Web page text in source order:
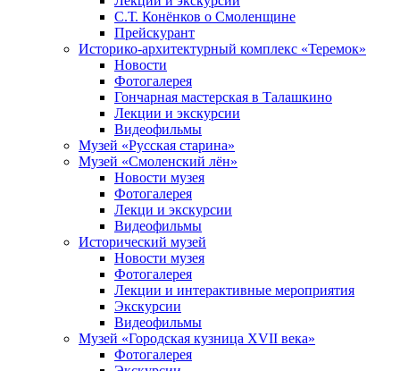
С.Т. Конёнков о Смоленщине
Прейскурант
Историко-архитектурный комплекс «Теремок»
Новости
Фотогалерея
Гончарная мастерская в Талашкино
Лекции и экскурсии
Видеофильмы
Музей «Русская старина»
Музей «Смоленский лён»
Новости музея
Фотогалерея
Лекци и экскурсии
Видеофильмы
Исторический музей
Новости музея
Фотогалерея
Лекции и интерактивные мероприятия
Экскурсии
Видеофильмы
Музей «Городская кузница XVII века»
Фотогалерея